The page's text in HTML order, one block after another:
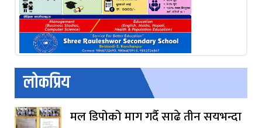
लोकप्रिय
मल डिपोको माग गर्दै साढे तीन सयभन्दा